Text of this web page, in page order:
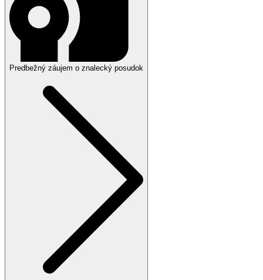
Predbežný záujem o znalecký posudok